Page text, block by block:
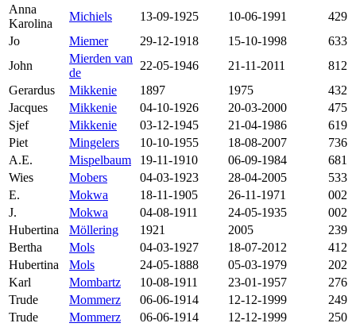
Anna
Karolina
Michiels 13-09-1925 10-06-1991
429
Jo
Miemer 29-12-1918 15-10-1998
633
John
Mierden van
de
22-05-1946 21-11-2011
812
Gerardus
Mikkenie 1897 1975
432
Jacques
Mikkenie 04-10-1926 20-03-2000
475
Sjef
Mikkenie 03-12-1945 21-04-1986
619
Piet
Mingelers 10-10-1955 18-08-2007
736
A.E.
Mispelbaum 19-11-1910 06-09-1984
681
Wies
Mobers 04-03-1923 28-04-2005
533
E.
Mokwa 18-11-1905 26-11-1971
002
J.
Mokwa 04-08-1911 24-05-1935
002
Hubertina
Möllering 1921 2005
239
Bertha
Mols 04-03-1927 18-07-2012
412
Hubertina
Mols 24-05-1888 05-03-1979
202
Karl
Mombartz 10-08-1911 23-01-1957
276
Trude
Mommerz 06-06-1914 12-12-1999
249
Trude
Mommerz 06-06-1914 12-12-1999
250